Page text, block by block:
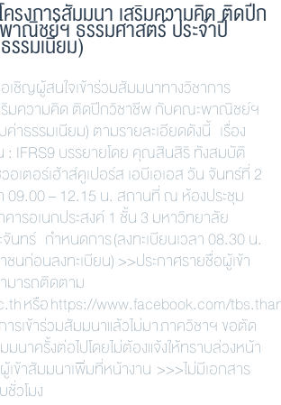
ครงการสัมมนา เสริมความคิด ติดปีก
ณิชย์ฯ ธรรมศาสตร์ ประจำปี
รรมเนียม)
ชิญผู้สนใจเข้าร่วมสัมมนาทางวิชาการ
สริมความคิด ติดปีกวิชาชีพ กับคณะพาณิชย์ฯ
ค่าธรรมเนียม) ตามรายละเอียดดังนี้ เรื่อง
: IFRS9 บรรยายโดย คุณสินสิริ ทังสมบัติ
เตอร์เฮ้าส์คูเปอร์ส เอบีเอเอส วัน จันทร์ที่ 2
09.00 – 12.15 น. สถานที่ ณ ห้องประชุม
ารอเนกประสงค์ 1 ชั้น 3 มหาวิทยาลัย
นทร์ กำหนดการ (ลงทะเบียนเวลา 08.30 น.
ชนก่อนลงทะเบียน) >>ประกาศรายชื่อผู้เข้า
มารถติดตาม
หรือ https://www.facebook.com/
รเข้าร่วมสัมมนาแล้วไม่มา ภาควิชาฯ ขอตัด
มนาครั้งต่อไปโดยไม่ต้องแจ้งให้ทราบล่วงหน้า
ข้าสัมมนาเพิ่มที่หน้างาน >>>ไม่มีเอกสาร
วโมง